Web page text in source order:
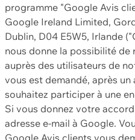
programme "Google Avis
Google Ireland Limited,
Dublin, D04 E5W5, Irlande
nous donne la possibilité de
auprès des utilisateurs de
vous est demandé, après
souhaitez participer à une
Si vous donnez votre
adresse e-mail à Google.